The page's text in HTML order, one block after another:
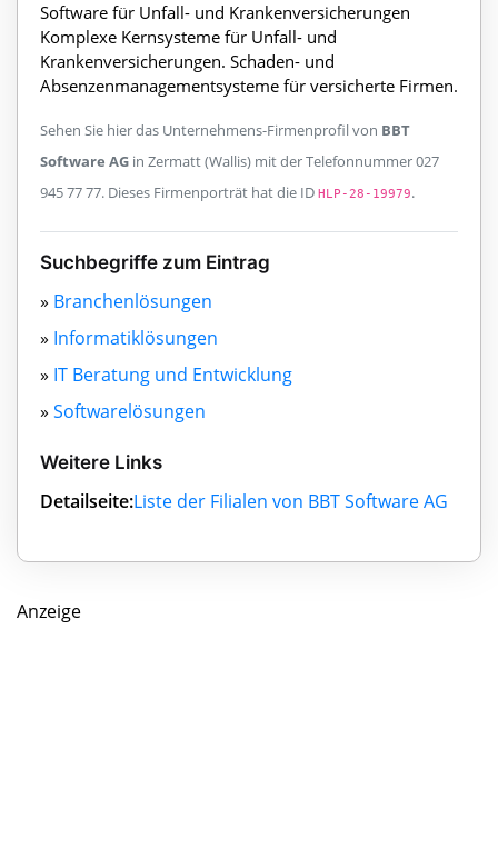
Software für Unfall- und Krankenversicherungen
Komplexe Kernsysteme für Unfall- und
Krankenversicherungen. Schaden- und
Absenzenmanagementsysteme für versicherte Firmen.
Sehen Sie hier das Unternehmens-Firmenprofil von BBT
Software AG in Zermatt (Wallis) mit der Telefonnummer 027
945 77 77. Dieses Firmenporträt hat die ID HLP-28-19979.
Suchbegriffe zum Eintrag
» Branchenlösungen
» Informatiklösungen
» IT Beratung und Entwicklung
» Softwarelösungen
Weitere Links
Detailseite:Liste der Filialen von BBT Software AG
Anzeige